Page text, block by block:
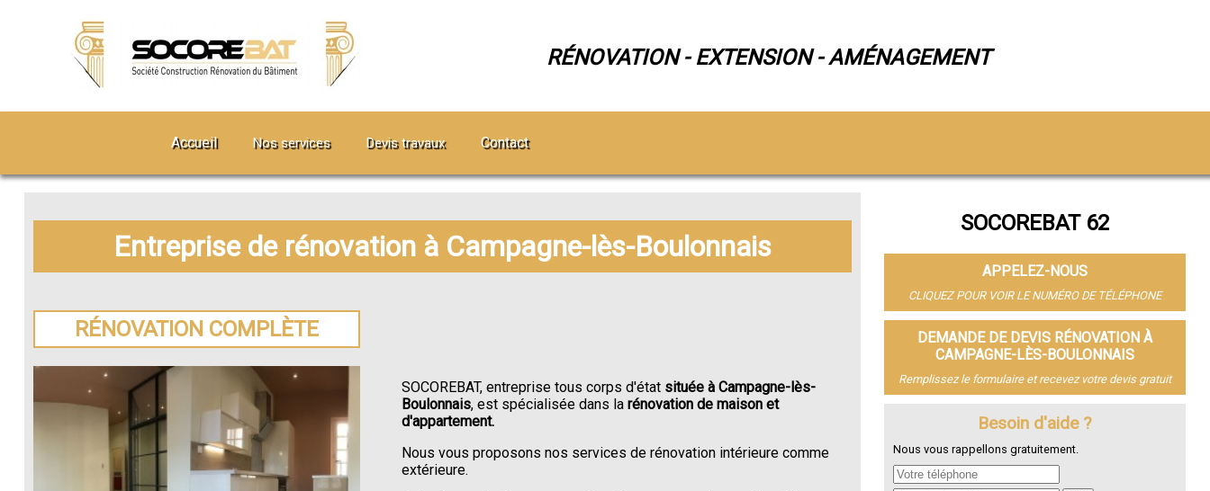
RÉNOVATION - EXTENSION - AMÉNAGEMENT
Accueil Nos services Devis travaux Contact
Entreprise de rénovation à Campagne-lès-Boulonnais
RÉNOVATION COMPLÈTE
SOCOREBAT, entreprise tous corps d'état située à Campagne-lès-
Boulonnais, est spécialisée dans la rénovation de maison et
d'appartement.
Nous vous proposons nos services de rénovation intérieure comme
extérieure.
SOCOREBAT 62
APPELEZ-NOUS
CLIQUEZ POUR VOIR LE NUMÉRO DE TÉLÉPHONE
DEMANDE DE DEVIS RÉNOVATION À
CAMPAGNE-LÈS-BOULONNAIS
Remplissez le formulaire et recevez votre devis gratuit
Besoin d'aide ?
Nous vous rappellons gratuitement.